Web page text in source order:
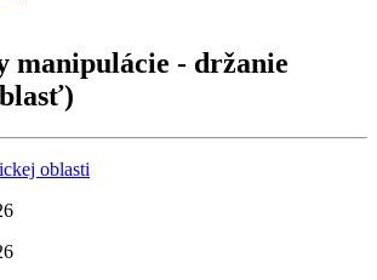
manipulácie - držanie
oblasti